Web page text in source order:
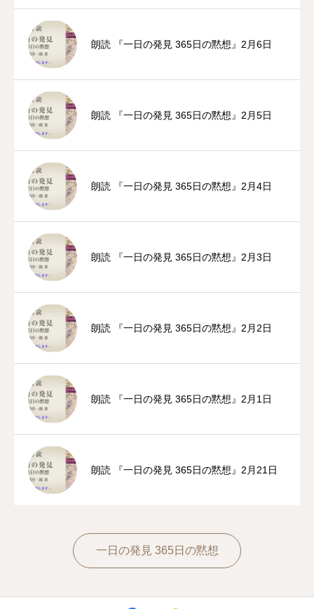
朗読 『一日の発見 365日の黙想』2月6日
朗読 『一日の発見 365日の黙想』2月5日
朗読 『一日の発見 365日の黙想』2月4日
朗読 『一日の発見 365日の黙想』2月3日
朗読 『一日の発見 365日の黙想』2月2日
朗読 『一日の発見 365日の黙想』2月1日
朗読 『一日の発見 365日の黙想』2月21日
一日の発見 365日の黙想